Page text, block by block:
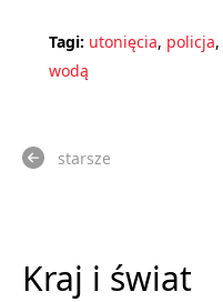
Tagi: utonięcia, policja,
wodą
starsze
Kraj i świat